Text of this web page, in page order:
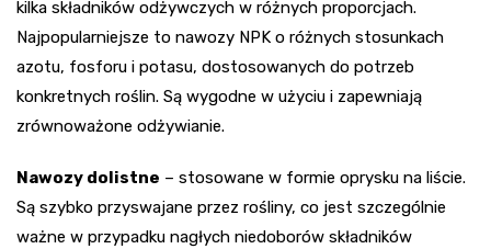
kilka składników odżywczych w różnych proporcjach.
Najpopularniejsze to nawozy NPK o różnych stosunkach
azotu, fosforu i potasu, dostosowanych do potrzeb
konkretnych roślin. Są wygodne w użyciu i zapewniają
zrównoważone odżywianie.
Nawozy dolistne – stosowane w formie oprysku na liście.
Są szybko przyswajane przez rośliny, co jest szczególnie
ważne w przypadku nagłych niedoborów składników